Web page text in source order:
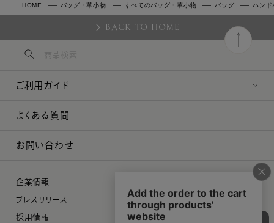
HOME バッグ・革小物 すべてのバッグ・革小物 バッグ ハンド
BACK TO HOME
ご利用ガイド
よくある質問
お問い合わせ
企業情報
プレスリリース
採用情報